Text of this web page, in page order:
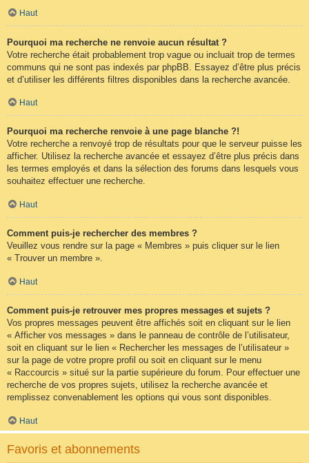
Haut
Pourquoi ma recherche ne renvoie aucun résultat ?
Votre recherche était probablement trop vague ou incluait trop de termes
communs qui ne sont pas indexés par phpBB. Essayez d’être plus précis
et d’utiliser les différents filtres disponibles dans la recherche avancée.
Haut
Pourquoi ma recherche renvoie à une page blanche ?!
Votre recherche a renvoyé trop de résultats pour que le serveur puisse les
afficher. Utilisez la recherche avancée et essayez d’être plus précis dans
les termes employés et dans la sélection des forums dans lesquels vous
souhaitez effectuer une recherche.
Haut
Comment puis-je rechercher des membres ?
Veuillez vous rendre sur la page « Membres » puis cliquer sur le lien
« Trouver un membre ».
Haut
Comment puis-je retrouver mes propres messages et sujets ?
Vos propres messages peuvent être affichés soit en cliquant sur le lien
« Afficher vos messages » dans le panneau de contrôle de l’utilisateur,
soit en cliquant sur le lien « Rechercher les messages de l’utilisateur »
sur la page de votre propre profil ou soit en cliquant sur le menu
« Raccourcis » situé sur la partie supérieure du forum. Pour effectuer une
recherche de vos propres sujets, utilisez la recherche avancée et
remplissez convenablement les options qui vous sont disponibles.
Haut
Favoris et abonnements